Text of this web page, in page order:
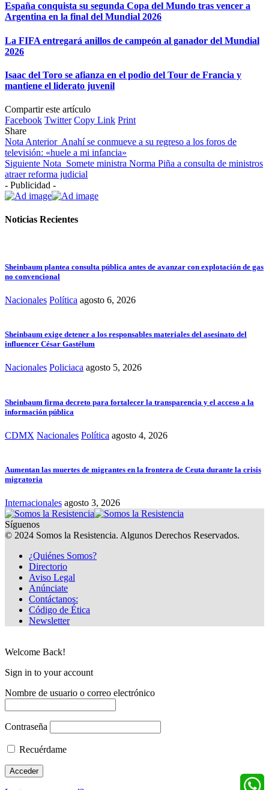
España conquista su segunda Copa del Mundo tras vencer a
Argentina en la final del Mundial 2026
La FIFA entregará anillos de campeón al ganador del Mundial
2026
Isaac del Toro se afianza en el podio del Tour de Francia y
mantiene el liderato juvenil
Compartir este artículo
Facebook Twitter Copy Link Print
Share
Nota Anterior Anahí se conmueve a su regreso a los foros de
televisión: «huele a mi infancia»
Siguiente Nota Somete ministra Norma Piña a consulta de ministros
atraer reforma judicial
- Publicidad -
Noticias Recientes
Sheinbaum plantea consulta pública antes de avanzar con explotación de gas
no convencional
Nacionales Política agosto 6, 2026
Sheinbaum exige detener a los responsables materiales del asesinato del
influencer César Gastélum
Nacionales Policiaca agosto 5, 2026
Sheinbaum firma decreto para fortalecer la transparencia y el acceso a la
información pública
CDMX Nacionales Política agosto 4, 2026
Aumentan las muertes de migrantes en la frontera de Ceuta durante la crisis
migratoria
Internacionales agosto 3, 2026
Síguenos
© 2024 Somos la Resistencia. Algunos Derechos Reservados.
¿Quiénes Somos?
Directorio
Aviso Legal
Anúnciate
Contáctanos:
Código de Ética
Newsletter
Welcome Back!
Sign in to your account
Nombre de usuario o correo electrónico
Contraseña
Recuérdame